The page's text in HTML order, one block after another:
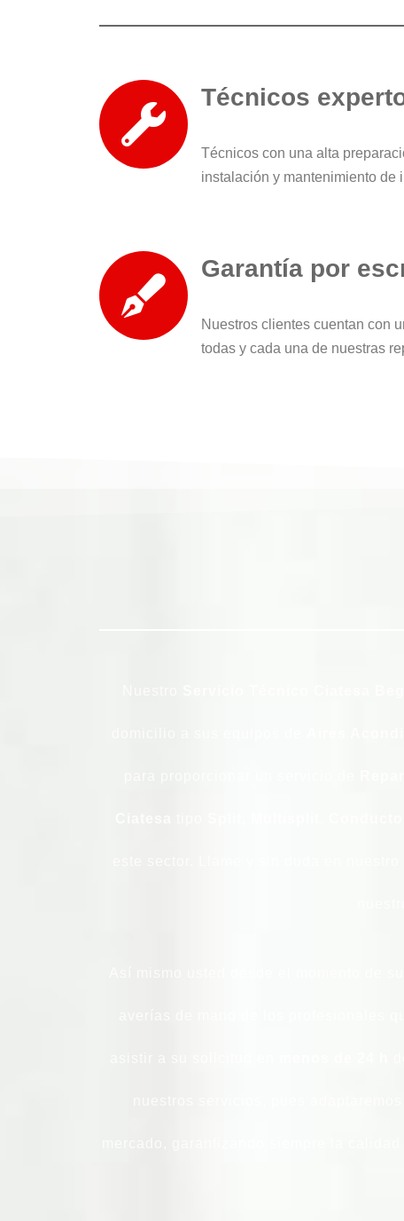
Técnicos
Técnicos con una alta
instalación y mantenimiento de
Garantía por
Nuestros clientes cuentan con
todas y cada una de nuestras
Aires
Así mismo usted desde el momento de
averías de mano de los profesionales
nuestros servicios, pues
mercado, garantizando siempre la